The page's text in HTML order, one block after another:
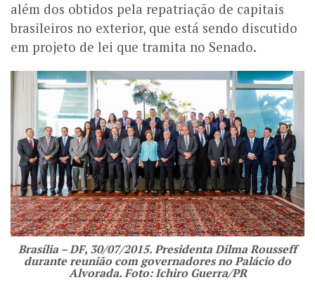
além dos obtidos pela repatriação de capitais
brasileiros no exterior, que está sendo discutido
em projeto de lei que tramita no Senado.
Brasília – DF, 30/07/2015. Presidenta Dilma Rousseff
durante reunião com governadores no Palácio do
Alvorada. Foto: Ichiro Guerra/PR